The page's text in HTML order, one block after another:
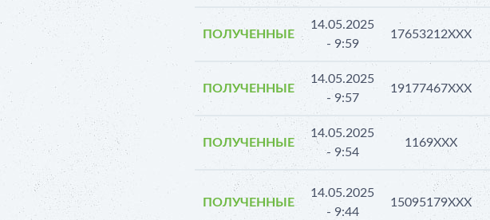
ПОЛУЧЕННЫЕ
14.05.2025
- 9:59
17653212XXX
ПОЛУЧЕННЫЕ
14.05.2025
- 9:57
19177467XXX
ПОЛУЧЕННЫЕ
14.05.2025
- 9:54
1169XXX
ПОЛУЧЕННЫЕ
14.05.2025
- 9:44
15095179XXX